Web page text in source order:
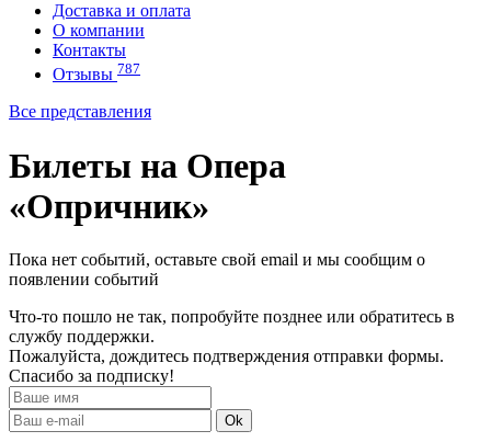
Доставка и оплата
О компании
Контакты
Отзывы 787
Все представления
Билеты на Опера
«Опричник»
Пока нет событий, оставьте свой email и мы сообщим о
появлении событий
Что-то пошло не так, попробуйте позднее или обратитесь в
службу поддержки.
Пожалуйста, дождитесь подтверждения отправки формы.
Спасибо за подписку!
Ok